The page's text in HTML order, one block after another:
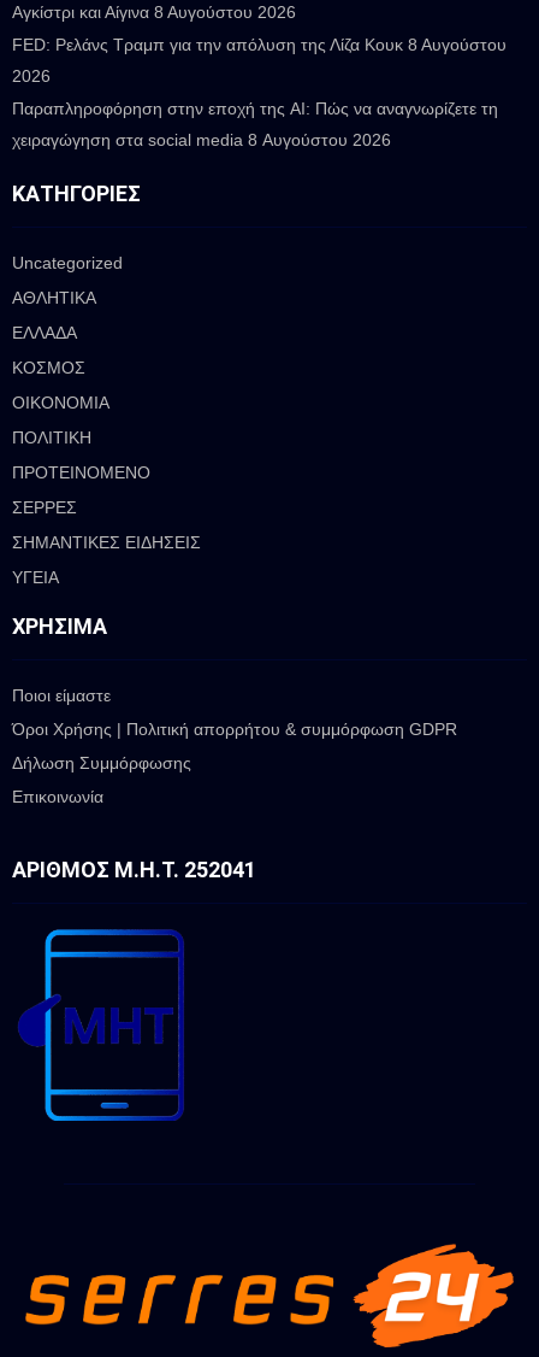
Αγκίστρι και Αίγινα 8 Αυγούστου 2026
FED: Ρελάνς Τραμπ για την απόλυση της Λίζα Κουκ 8 Αυγούστου
2026
Παραπληροφόρηση στην εποχή της AI: Πώς να αναγνωρίζετε τη
χειραγώγηση στα social media 8 Αυγούστου 2026
ΚΑΤΗΓΟΡΊΕΣ
Uncategorized
ΑΘΛΗΤΙΚΑ
ΕΛΛΑΔΑ
ΚΟΣΜΟΣ
ΟΙΚΟΝΟΜΙΑ
ΠΟΛΙΤΙΚΗ
ΠΡΟΤΕΙΝΟΜΕΝΟ
ΣΕΡΡΕΣ
ΣΗΜΑΝΤΙΚΕΣ ΕΙΔΗΣΕΙΣ
ΥΓΕΙΑ
ΧΡΉΣΙΜΑ
Ποιοι είμαστε
Όροι Χρήσης | Πολιτική απορρήτου & συμμόρφωση GDPR
Δήλωση Συμμόρφωσης
Επικοινωνία
ΑΡΙΘΜΌΣ Μ.Η.Τ. 252041